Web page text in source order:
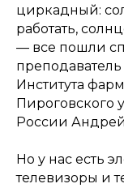
циркадный:
работать,
— все пошли
Института
Пироговского
России
Но у нас есть
телевизоры и